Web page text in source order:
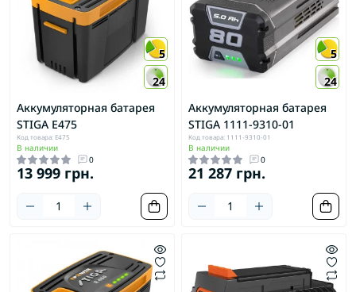
5
24
Аккумуляторная батарея
STIGA E475
Код товара: E475
В наличии
0
13 999 грн.
5
24
Аккумуляторная батарея
STIGA 1111-9310-01
Код товара: 1111-9310-01
В наличии
0
21 287 грн.